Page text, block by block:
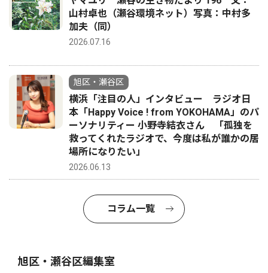
山村卓也（瀬谷環境ネット）写真：中村多
加夫（同）
2026.07.16
旭区・瀬谷区
横浜「注目の人」インタビュー ラジオ日
本「Happy Voice ! from YOKOHAMA」のパ
ーソナリティー 小野寺結衣さん 「孤独を
救ってくれたラジオで、今度は私が誰かの居
場所になりたい」
2026.06.13
コラム一覧
旭区・瀬谷区編集室